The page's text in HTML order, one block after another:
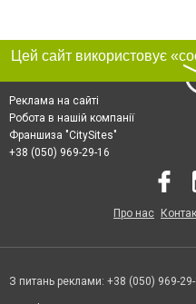
Реклама на сайті
Робота в нашій компанії
Франшиза "CitySites"
+38 (050) 969-29-16
Про нас
З питань реклами: +38 (050) 969-